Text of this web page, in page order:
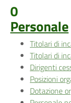
0
Personale
Titolari di
Titolari di
Dirigenti
Posizioni
Dotazione